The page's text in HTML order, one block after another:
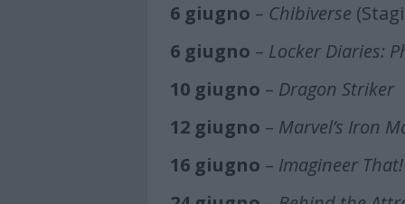
6 giugno – Chibiverse
6 giugno – Locker Diaries:
10 giugno – Dragon Striker
12 giugno – Marvel’s Iron
16 giugno – Imagineer That!